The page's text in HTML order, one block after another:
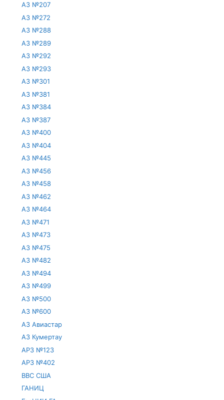
АЗ №207
АЗ №272
АЗ №288
АЗ №289
АЗ №292
АЗ №293
АЗ №301
АЗ №381
АЗ №384
АЗ №387
АЗ №400
АЗ №404
АЗ №445
АЗ №456
АЗ №458
АЗ №462
АЗ №464
АЗ №471
АЗ №473
АЗ №475
АЗ №482
АЗ №494
АЗ №499
АЗ №500
АЗ №600
АЗ Авиастар
АЗ Кумертау
АРЗ №123
АРЗ №402
ВВС США
ГАНИЦ